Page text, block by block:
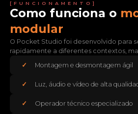
[FUNCIONAMENTO]
Como funciona o
modular
O Pocket Studio foi desenvolvido para
rapidamente a diferentes contextos,
Montagem e desmontagem ágil
Luz, áudio e vídeo de alta
Operador técnico especializado